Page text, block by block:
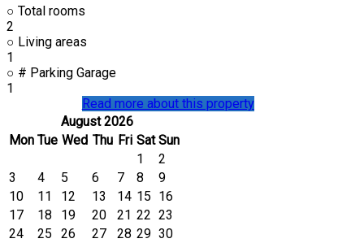
○ Total rooms
2
○ Living areas
1
○ # Parking Garage
1
Read more about this property
August 2026
Mon Tue Wed Thu Fri Sat Sun
1
2
3
4 5 6 7 8
9
10
11 12 13 14 15 16
17
18 19 20 21 22 23
24
25 26 27 28 29 30